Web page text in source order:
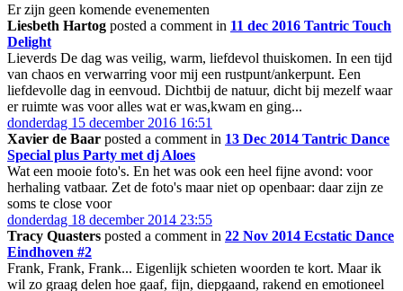
Er zijn geen komende evenementen
Liesbeth Hartog posted a comment in 11 dec 2016 Tantric Touch
Delight
Lieverds De dag was veilig, warm, liefdevol thuiskomen. In een tijd
van chaos en verwarring voor mij een rustpunt/ankerpunt. Een
liefdevolle dag in eenvoud. Dichtbij de natuur, dicht bij mezelf waar
er ruimte was voor alles wat er was,kwam en ging...
donderdag 15 december 2016 16:51
Xavier de Baar posted a comment in 13 Dec 2014 Tantric Dance
Special plus Party met dj Aloes
Wat een mooie foto's. En het was ook een heel fijne avond: voor
herhaling vatbaar. Zet de foto's maar niet op openbaar: daar zijn ze
soms te close voor
donderdag 18 december 2014 23:55
Tracy Quasters posted a comment in 22 Nov 2014 Ecstatic Dance
Eindhoven #2
Frank, Frank, Frank... Eigenlijk schieten woorden te kort. Maar ik
wil zo graag delen hoe gaaf, fijn, diepgaand, rakend en emotioneel